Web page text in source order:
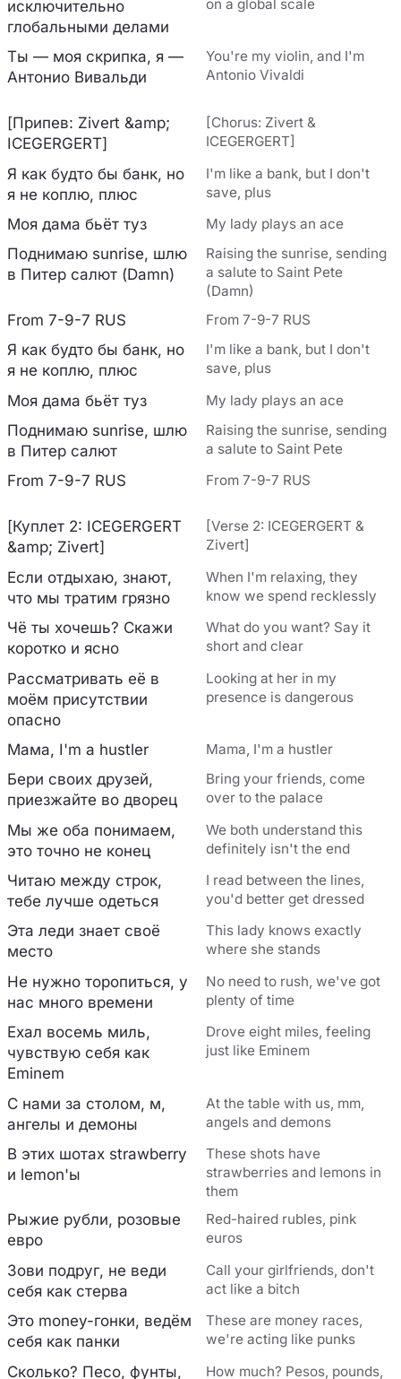
исключительно
глобальными делами
on a global scale
Ты — моя скрипка, я —
Антонио Вивальди
You're my violin, and I'm
Antonio Vivaldi
[Припев: Zivert &amp;
ICEGERGERT]
[Chorus: Zivert &
ICEGERGERT]
Я как будто бы банк, но
я не коплю, плюс
I'm like a bank, but I don't
save, plus
Моя дама бьёт туз My lady plays an ace
Поднимаю sunrise, шлю
в Питер салют (Damn)
Raising the sunrise, sending
a salute to Saint Pete
(Damn)
From 7-9-7 RUS From 7-9-7 RUS
Я как будто бы банк, но
я не коплю, плюс
I'm like a bank, but I don't
save, plus
Моя дама бьёт туз My lady plays an ace
Поднимаю sunrise, шлю
в Питер салют
Raising the sunrise, sending
a salute to Saint Pete
From 7-9-7 RUS From 7-9-7 RUS
[Куплет 2: ICEGERGERT
&amp; Zivert]
[Verse 2: ICEGERGERT &
Zivert]
Если отдыхаю, знают,
что мы тратим грязно
When I'm relaxing, they
know we spend recklessly
Чё ты хочешь? Скажи
коротко и ясно
What do you want? Say it
short and clear
Рассматривать её в
моём присутствии
опасно
Looking at her in my
presence is dangerous
Мама, I'm a hustler Mama, I'm a hustler
Бери своих друзей,
приезжайте во дворец
Bring your friends, come
over to the palace
Мы же оба понимаем,
это точно не конец
We both understand this
definitely isn't the end
Читаю между строк,
тебе лучше одеться
I read between the lines,
you'd better get dressed
Эта леди знает своё
место
This lady knows exactly
where she stands
Не нужно торопиться, у
нас много времени
No need to rush, we've got
plenty of time
Ехал восемь миль,
чувствую себя как
Eminem
Drove eight miles, feeling
just like Eminem
С нами за столом, м,
ангелы и демоны
At the table with us, mm,
angels and demons
В этих шотах strawberry
и lemon'ы
These shots have
strawberries and lemons in
them
Рыжие рубли, розовые
евро
Red-haired rubles, pink
euros
Зови подруг, не веди
себя как стерва
Call your girlfriends, don't
act like a bitch
Это money-гонки, ведём
себя как панки
These are money races,
we're acting like punks
Сколько? Песо, фунты, How much? Pesos, pounds,